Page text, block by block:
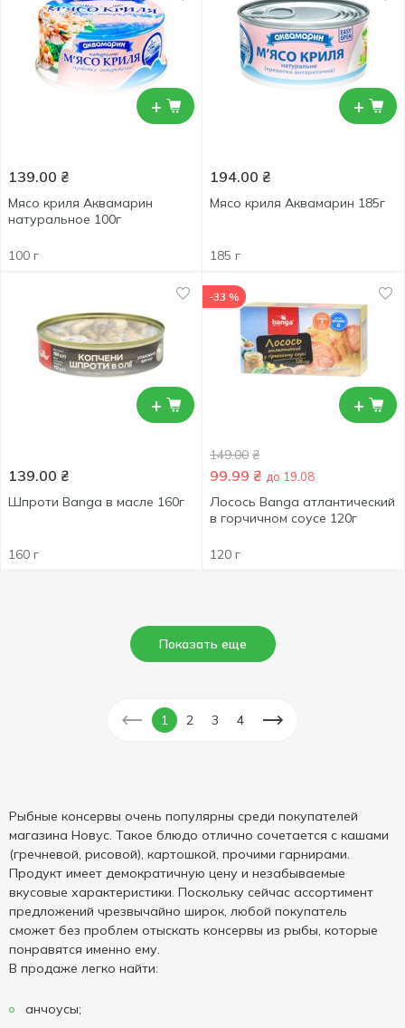
+
139.00 ₴
Мясо криля Аквамарин
натуральное 100г
100 г
+
194.00 ₴
Мясо криля Аквамарин 185г
185 г
+
139.00 ₴
Шпроти Banga в масле 160г
160 г
+
-33 %
149.00 ₴
99.99 ₴ до 19.08
Лосось Banga атлантический
в горчичном соусе 120г
120 г
Показать еще
1 2 3 4
Рыбные консервы очень популярны среди покупателей
магазина Новус. Такое блюдо отлично сочетается с кашами
(гречневой, рисовой), картошкой, прочими гарнирами.
Продукт имеет демократичную цену и незабываемые
вкусовые характеристики. Поскольку сейчас ассортимент
предложений чрезвычайно широк, любой покупатель
сможет без проблем отыскать консервы из рыбы, которые
понравятся именно ему.
В продаже легко найти:
анчоусы;